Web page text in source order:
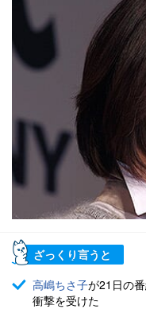
ざっくり言うと
高嶋ちさ子が21日の
衝撃を受けた